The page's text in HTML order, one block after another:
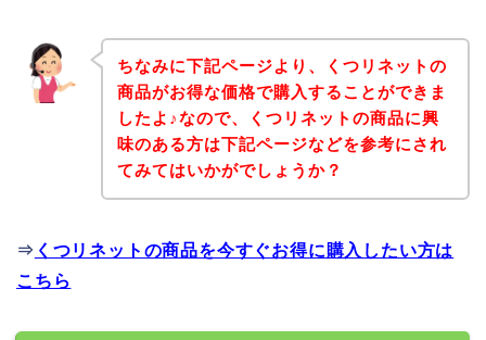
ちなみに下記ページより、くつリネットの
商品がお得な価格で購入することができま
したよ♪なので、くつリネットの商品に興
味のある方は下記ページなどを参考にされ
てみてはいかがでしょうか？
⇒ くつリネットの商品を今すぐお得に購入したい方は
こちら